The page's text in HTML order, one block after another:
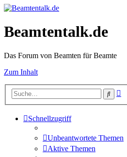
Beamtentalk.de
Das Forum von Beamten für Beamte
Zum Inhalt
Suche
Schnellzugriff
Unbeantwortete Themen
Aktive Themen